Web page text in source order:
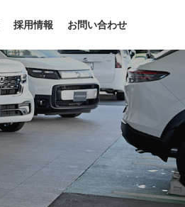
採用情報 お問い合わせ